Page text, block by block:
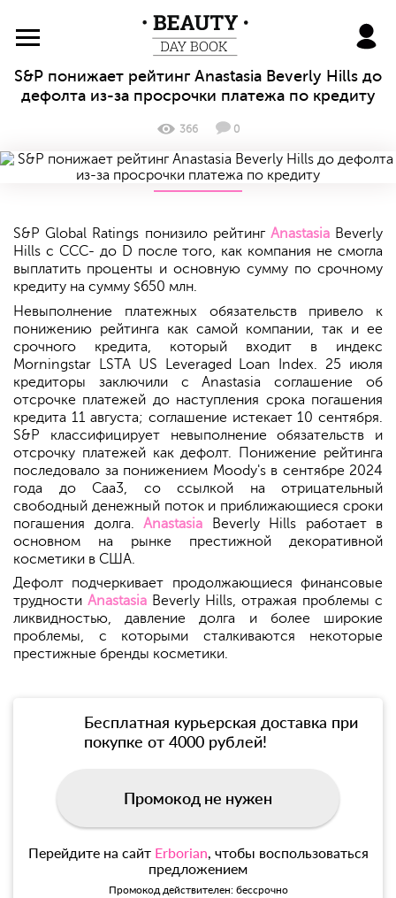
BeautyDayBook
S&P понижает рейтинг Anastasia Beverly Hills до
дефолта из-за просрочки платежа по кредиту
366 0
S&P Global Ratings понизило рейтинг AnastasiaBeverly
Hills с CCC- до D после того, как компания не смогла
выплатить проценты и основную сумму по срочному
кредиту на сумму $650 млн.
Невыполнение платежных обязательств привело к
понижению рейтинга как самой компании, так и ее
срочного кредита, который входит в индекс
Morningstar LSTA US Leveraged Loan Index. 25 июля
кредиторы заключили с Anastasia соглашение об
отсрочке платежей до наступления срока погашения
кредита 11 августа; соглашение истекает 10 сентября.
S&P классифицирует невыполнение обязательств и
отсрочку платежей как дефолт. Понижение рейтинга
последовало за понижением Moody's в сентябре 2024
года до Caa3, со ссылкой на отрицательный
свободный денежный поток и приближающиеся сроки
погашения долга. Anastasia Beverly Hills работает в
основном на рынке престижной декоративной
косметики в США.
Дефолт подчеркивает продолжающиеся финансовые
трудности Anastasia Beverly Hills, отражая проблемы с
ликвидностью, давление долга и более широкие
проблемы, с которыми сталкиваются некоторые
престижные бренды косметики.
Бесплатная курьерская доставка при
покупке от 4000 рублей!
Промокод не нужен
Перейдите на сайт Erborian, чтобы воспользоваться
предложением
Промокод действителен: бессрочно